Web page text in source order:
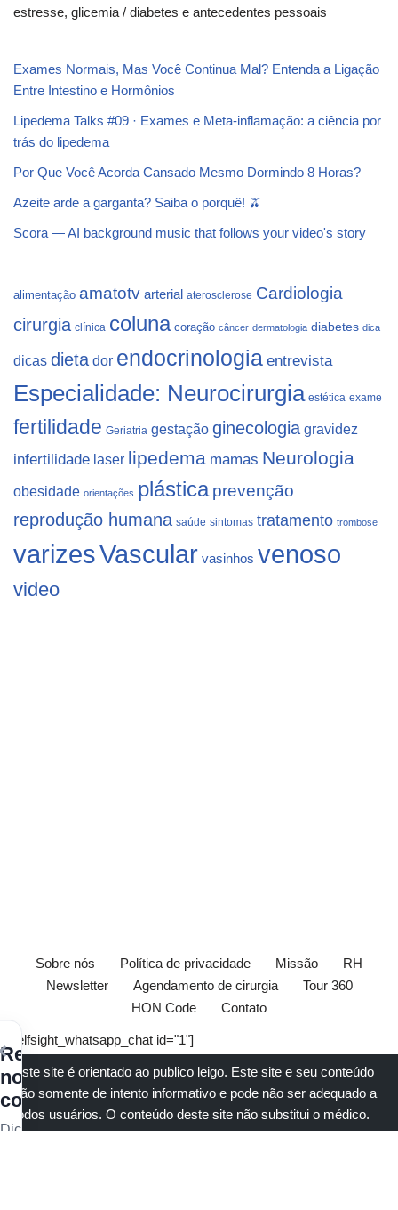
estresse, glicemia / diabetes e antecedentes pessoais
Exames Normais, Mas Você Continua Mal? Entenda a Ligação
Entre Intestino e Hormônios
Lipedema Talks #09 · Exames e Meta-inflamação: a ciência por
trás do lipedema
Por Que Você Acorda Cansado Mesmo Dormindo 8 Horas?
Azeite arde a garganta? Saiba o porquê! 🫒
Scora — AI background music that follows your video's story
alimentação amatotv arterial aterosclerose Cardiologia
cirurgia clínica coluna coração câncer dermatologia diabetes dica
dicas dieta dor endocrinologia entrevista
Especialidade: Neurocirurgia estética exame
fertilidade Geriatria gestação ginecologia gravidez
infertilidade laser lipedema mamas Neurologia
obesidade orientações plástica prevenção
reprodução humana saúde sintomas tratamento trombose
varizesVascular vasinhos venoso
video
Sobre nós Política de privacidade Missão
RH
Newsletter
Agendamento de cirurgia
Tour 360
HON Code
Contato
[elfsight_whatsapp_chat id="1"]
Este site é orientado ao publico leigo. Este site e seu conteúdo
são somente de intento informativo e pode não ser adequado a
todos usuários. O conteúdo deste site não substitui o médico.
Todos devem sempre consultar seumédicoantes de tomar
Receba
nossos
conteúdos
Dicas